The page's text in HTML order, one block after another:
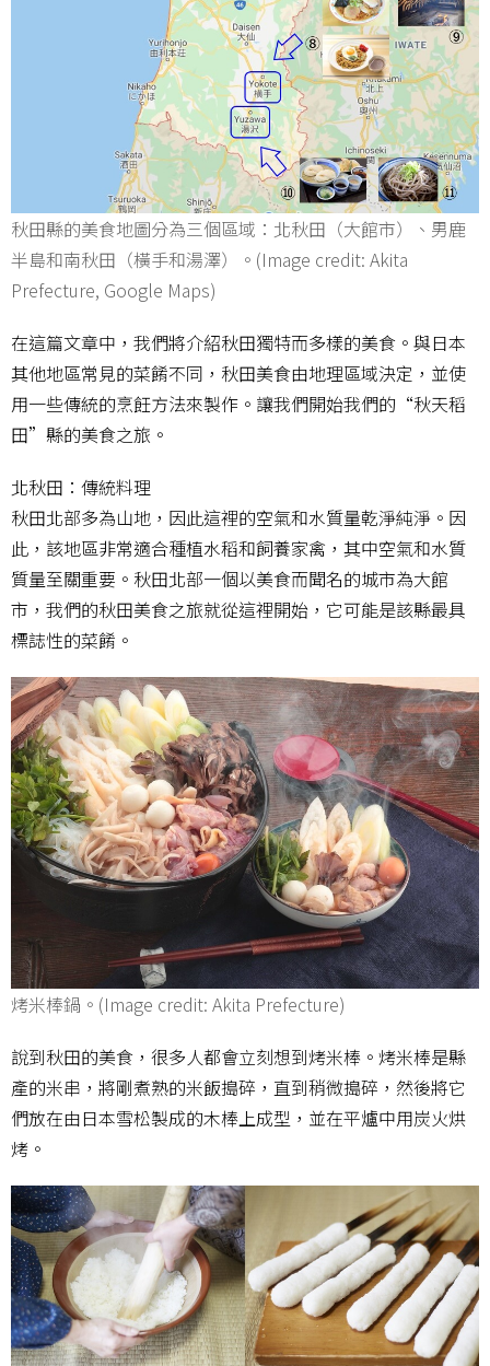
秋田縣的美食地圖分為三個區域：北秋田（大館市）、男鹿
半島和南秋田（橫手和湯澤）。(Image credit: Akita
Prefecture, Google Maps)
在這篇文章中，我們將介紹秋田獨特而多樣的美食。與日本
其他地區常見的菜餚不同，秋田美食由地理區域決定，並使
用一些傳統的烹飪方法來製作。讓我們開始我們的“秋天稻
田”縣的美食之旅。
北秋田：傳統料理
秋田北部多為山地，因此這裡的空氣和水質量乾淨純淨。因
此，該地區非常適合種植水稻和飼養家禽，其中空氣和水質
質量至關重要。秋田北部一個以美食而聞名的城市為大館
市，我們的秋田美食之旅就從這裡開始，它可能是該縣最具
標誌性的菜餚。
烤米棒鍋。(Image credit: Akita Prefecture)
說到秋田的美食，很多人都會立刻想到烤米棒。烤米棒是縣
產的米串，將剛煮熟的米飯搗碎，直到稍微搗碎，然後將它
們放在由日本雪松製成的木棒上成型，並在平爐中用炭火烘
烤。